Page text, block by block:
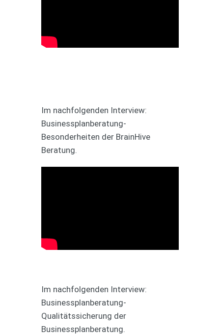
Im nachfolgenden Interview:
Businessplanberatung-
Besonderheiten der BrainHive
Beratung.
Im nachfolgenden Interview:
Businessplanberatung-
Qualitätssicherung der
Businessplanberatung.